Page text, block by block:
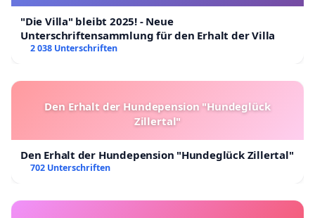
"Die Villa" bleibt 2025! - Neue
Unterschriftensammlung für den Erhalt der Villa
2 038 Unterschriften
Den Erhalt der Hundepension "Hundeglück
Zillertal"
Den Erhalt der Hundepension "Hundeglück Zillertal"
702 Unterschriften